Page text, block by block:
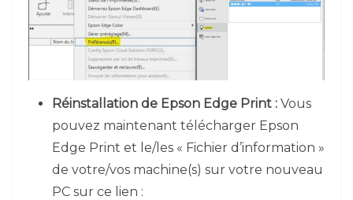
Réinstallation de Epson Edge Print : Vous
pouvez maintenant télécharger Epson
Edge Print et le/les « Fichier d’information »
de votre/vos machine(s) sur votre nouveau
PC sur ce lien :